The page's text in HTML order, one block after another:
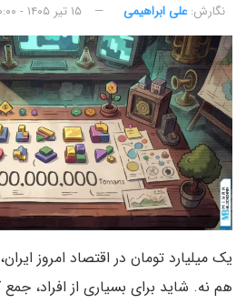
نگارش:‌ علی ابراهیمی ۱۵ تیر ۱۴۰۵ - ۲۰:۰۰
یک میلیارد تومان در اقتصاد امروز
هم نه. شاید برای بسیاری از افراد،